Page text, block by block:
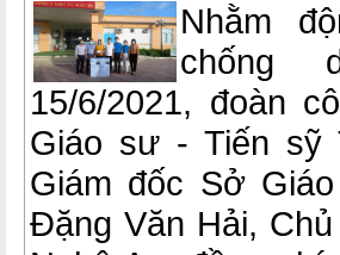
Nhằm
chống
15/6/2021, đoàn
Giáo sư - Tiến sỹ
Giám đốc Sở
Đặng Văn Hải,